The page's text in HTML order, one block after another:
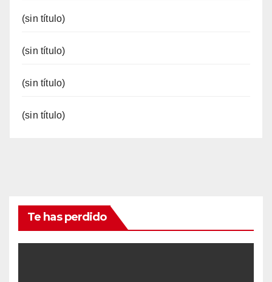
(sin título)
(sin título)
(sin título)
(sin título)
Te has perdido